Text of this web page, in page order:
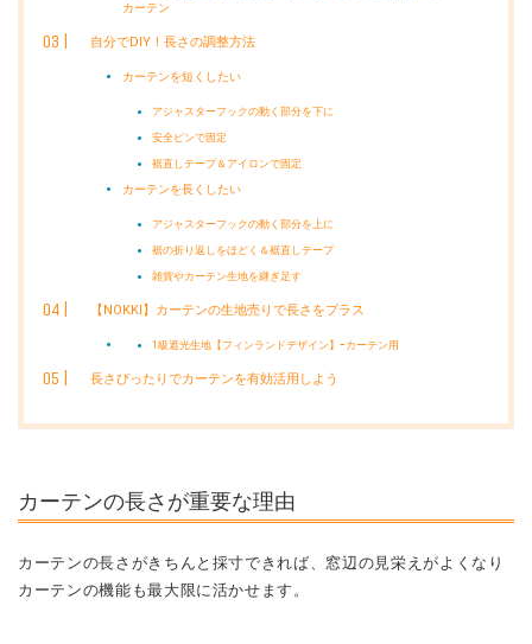
カーテン
自分でDIY！長さの調整方法
カーテンを短くしたい
アジャスターフックの動く部分を下に
安全ピンで固定
裾直しテープ＆アイロンで固定
カーテンを長くしたい
アジャスターフックの動く部分を上に
裾の折り返しをほどく＆裾直しテープ
雑貨やカーテン生地を継ぎ足す
【NOKKI】カーテンの生地売りで長さをプラス
1級遮光生地【フィンランドデザイン】ｰカーテン用
長さぴったりでカーテンを有効活用しよう
カーテンの長さが重要な理由
カーテンの長さがきちんと採寸できれば、窓辺の見栄えがよくなり
カーテンの機能も最大限に活かせます。